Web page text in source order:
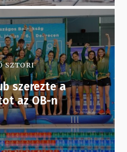
SZTORI
szerezte a
az OB-n